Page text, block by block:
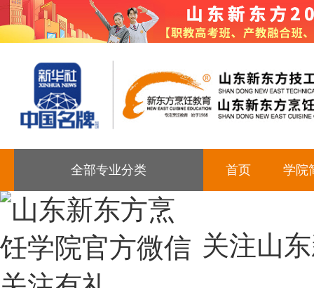
全部专业分类 首页 学院
关注山